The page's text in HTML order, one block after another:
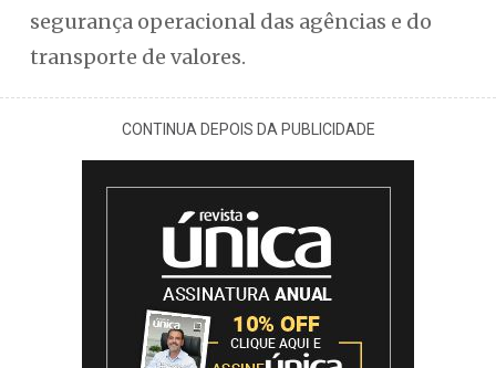
segurança operacional das agências e do
transporte de valores.
CONTINUA DEPOIS DA PUBLICIDADE